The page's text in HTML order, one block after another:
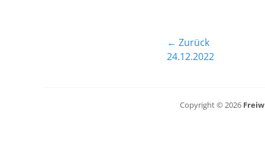
← Zurück
Vorheriger
24.12.2022
Copyright © 2026